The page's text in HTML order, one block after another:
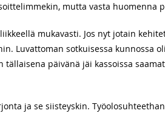
mutta vasta huomenna
mukavasti. Jos nyt jotain
Luvattoman sotkuisessa kunnossa
päivänä jäi kassoissa
ja se siisteyskin.